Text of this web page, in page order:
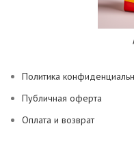
Политика
Публичная оферта
Оплата и возврат